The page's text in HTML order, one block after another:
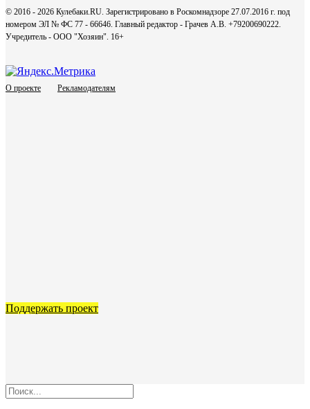
© 2016 - 2026 Кулебаки.RU. Зарегистрировано в Роскомнадзоре 27.07.2016 г. под
номером ЭЛ № ФС 77 - 66646. Главный редактор - Грачев А.В. +79200690222.
Учредитель - ООО "Хозяин". 16+
О проекте Рекламодателям
Поддержать проект